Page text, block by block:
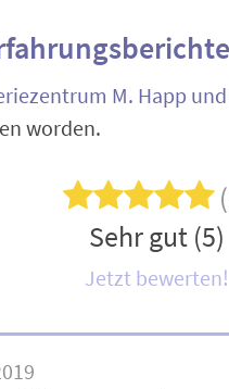
M. Happ
worden.
Sehr gut (5)
Jetzt bewerten!